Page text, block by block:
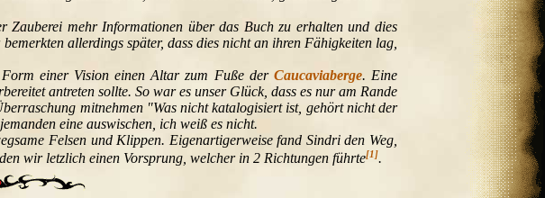
mehr Informationen über das Buch zu erhalten und dies
allerdings später, dass dies nicht an ihren Fähigkeiten lag,
einer Vision einen Altar zum Fuße der Caucaviaberge. Eine
antreten sollte. So war es unser Glück, dass es nur am Rande
mitnehmen "Was nicht katalogisiert ist, gehört nicht der
eine auswischen, ich weiß es nicht.
Felsen und Klippen. Eigenartigerweise fand Sindri den Weg,
wir letzlich einen Vorsprung, welcher in 2 Richtungen führte[1].